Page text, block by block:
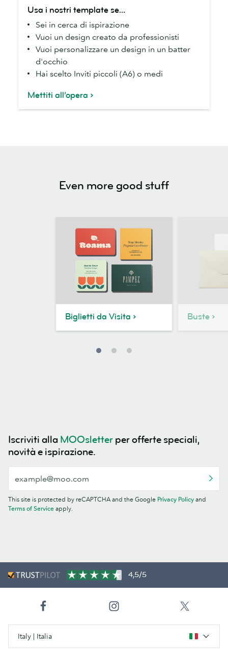
nostri
template
se...
Usa i nostri template se...
Sei in cerca di ispirazione
Vuoi un design creato da professionisti
Vuoi personalizzare un design in un batter
d'occhio
Hai scelto Inviti piccoli (A6) o medi
Mettiti all’opera
Even more good stuff
Biglietti da Visita Buste
Iscriviti alla MOOsletter per offerte speciali,
novità e ispirazione.
This site is protected by reCAPTCHA and the Google Privacy Policy and
Terms of Service apply.
4,5/5
Italy | Italia